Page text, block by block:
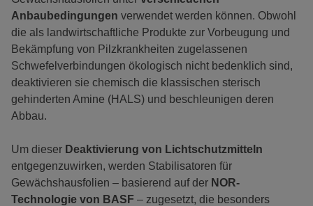
Anbaubedingungen verwendet werden können. Obwohl
die als landwirtschaftliche Produkte zur Vorbeugung und
Bekämpfung von Pilzkrankheiten zugelassenen
Schwefelverbindungen ökologisch nicht bedenklich sind,
deaktivieren sie chemisch die klassischen sterisch
gehinderten Amine (HALS) und beschleunigen deren
Abbau.
Um dieser Deaktivierung von Lichtschutzmitteln
entgegenzuwirken, werden Stabilisatoren für
Gewächshausfolien – basierend auf der NOR-
Technologie von BASF – zugesetzt, die besonders